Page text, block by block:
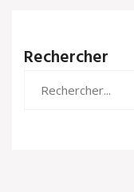
Rechercher